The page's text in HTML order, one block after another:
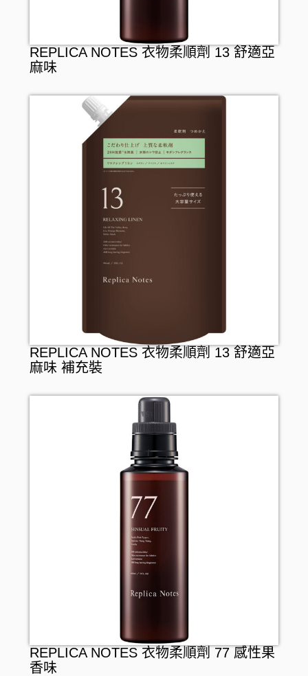
REPLICA NOTES 衣物柔順劑 13 舒適亞
麻味
REPLICA NOTES 衣物柔順劑 13 舒適亞
麻味 補充裝
REPLICA NOTES 衣物柔順劑 77 感性果
香味